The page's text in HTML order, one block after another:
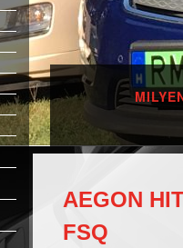
AEGON
FSQ